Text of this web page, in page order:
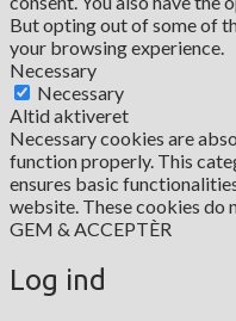
But opting out of some of
your browsing experience.
Necessary
Necessary
Altid aktiveret
Necessary cookies are
function properly. This
ensures basic
website. These cookies do
GEM & ACCEPTÈR
Log ind